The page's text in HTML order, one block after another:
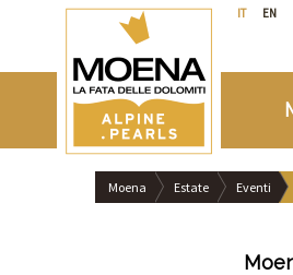
IT EN
Moena Estate Eventi